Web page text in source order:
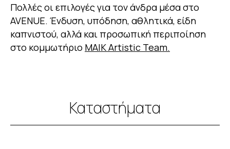
Πολλές οι επιλογές για τον άνδρα μέσα στο
AVENUE. Ένδυση, υπόδηση, αθλητικά, είδη
καπνιστού, αλλά και προσωπική περιποίηση
στο κομμωτήριο ΜΑΙΚ Artistic Team.
Καταστήματα